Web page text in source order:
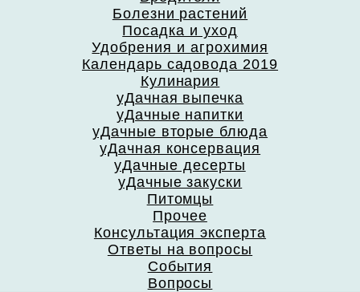
Болезни растений
Посадка и уход
Удобрения и агрохимия
Календарь садовода 2019
Кулинария
уДачная выпечка
уДачные напитки
уДачные вторые блюда
уДачная консервация
уДачные десерты
уДачные закуски
Питомцы
Прочее
Консультация эксперта
Ответы на вопросы
События
Вопросы